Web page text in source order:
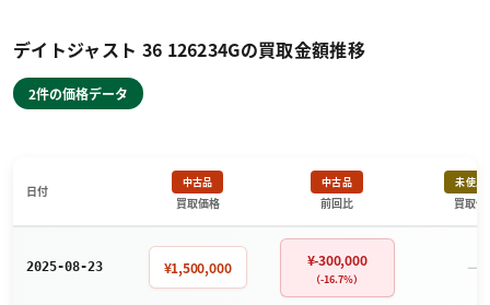
デイトジャスト 36 126234Gの買取金額推移
2件の価格データ
日付
中古品
買取価格
中古品
前回比
未使用
買取価
2025-08-23 ¥1,500,000 ¥-300,000
（-16.7%） －